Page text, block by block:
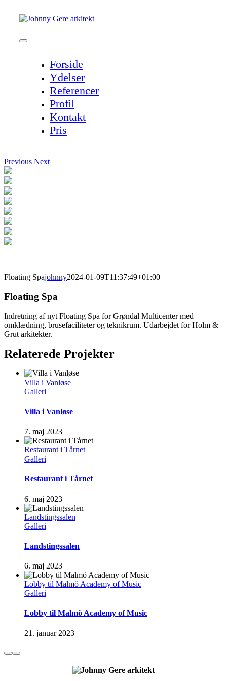
Toggle
Forside
Ydelser
Referencer
Profil
Kontakt
Pris
Previous Next
Floating Spajohnny2024-01-09T11:37:49+01:00
Floating Spa
Indretning af nyt Floating Spa for Grøndal Multicenter med
omklædning, brusefaciliteter og teknikrum. Udarbejdet for Holm &
Grut arkitekter.
Relaterede Projekter
Villa i Vanløse
Galleri
Villa i Vanløse
7. maj 2023
Restaurant i Tårnet
Galleri
Restaurant i Tårnet
6. maj 2023
Landstingssalen
Galleri
Landstingssalen
6. maj 2023
Lobby til Malmö Academy of Music
Galleri
Lobby til Malmö Academy of Music
21. januar 2023